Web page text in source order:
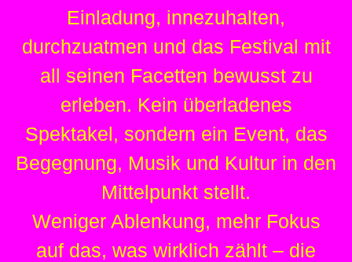
Einladung, innezuhalten,
durchzuatmen und das Festival mit
all seinen Facetten bewusst zu
erleben. Kein überladenes
Spektakel, sondern ein Event, das
Begegnung, Musik und Kultur in den
Mittelpunkt stellt.
Weniger Ablenkung, mehr Fokus
auf das, was wirklich zählt – die